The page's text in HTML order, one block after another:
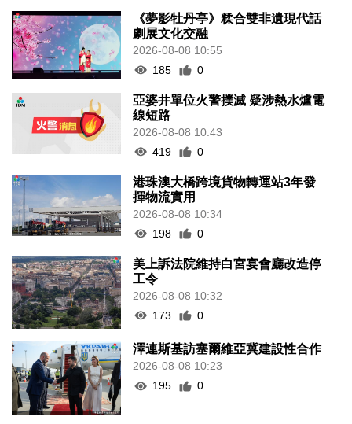
《夢影牡丹亭》糅合雙非遺現代話
劇展文化交融
2026-08-08 10:55
185
0
亞婆井單位火警撲滅 疑涉熱水爐電
線短路
2026-08-08 10:43
419
0
港珠澳大橋跨境貨物轉運站3年發
揮物流實用
2026-08-08 10:34
198
0
美上訴法院維持白宮宴會廳改造停
工令
2026-08-08 10:32
173
0
澤連斯基訪塞爾維亞冀建設性合作
2026-08-08 10:23
195
0